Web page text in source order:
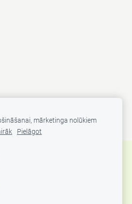
mārketinga nolūkiem
Pielāgot